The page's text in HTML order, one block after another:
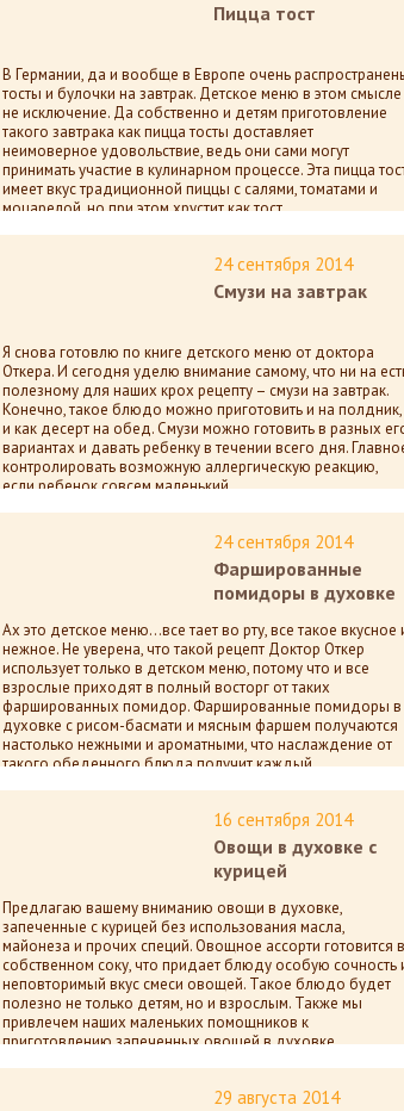
Пицца тост
В Германии, да и вообще в Европе очень
тосты и булочки на завтрак. Детское меню в этом смысле
не исключение. Да собственно и детям приготовление
такого завтрака как пицца тосты доставляет
неимоверное удовольствие, ведь они сами могут
принимать участие в кулинарном процессе. Эта пицца
имеет вкус традиционной пиццы с салями, томатами и
моцарелой, но при этом хрустит как тост.
пока нет комментариев
24 сентября 2014
Смузи на завтрак
Я снова готовлю по книге детского меню от доктора
Откера. И сегодня уделю внимание самому, что ни на
полезному для наших крох рецепту – смузи на завтрак.
Конечно, такое блюдо можно приготовить и на полдник,
и как десерт на обед. Смузи можно готовить в разных
вариантах и давать ребенку в течении всего дня.
контролировать возможную аллергическую реакцию,
если ребенок совсем маленький.
пока нет комментариев
24 сентября 2014
Фаршированные
помидоры в духовке
Ах это детское меню…все тает во рту, все такое вкусное
нежное. Не уверена, что такой рецепт Доктор Откер
использует только в детском меню, потому что и все
взрослые приходят в полный восторг от таких
фаршированных помидор. Фаршированные помидоры в
духовке с рисом-басмати и мясным фаршем получаются
настолько нежными и ароматными, что наслаждение от
такого обеденного блюда получит каждый.
пока нет комментариев
16 сентября 2014
Овощи в духовке с
курицей
Предлагаю вашему вниманию овощи в духовке,
запеченные с курицей без использования масла,
майонеза и прочих специй. Овощное ассорти готовится в
собственном соку, что придает блюду особую сочность
неповторимый вкус смеси овощей. Такое блюдо будет
полезно не только детям, но и взрослым. Также мы
привлечем наших маленьких помощников к
приготовлению запеченных овощей в духовке.
пока нет комментариев
29 августа 2014